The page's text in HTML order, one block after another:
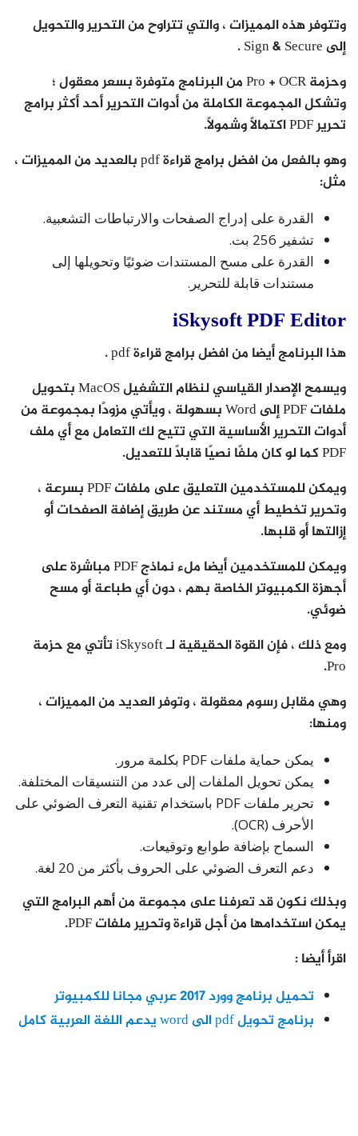
وتتوفر هذه المميزات ، والتي تتراوح من التحرير والتحويل
إلى Sign & Secure .
وحزمة Pro + OCR من البرنامج متوفرة بسعر معقول ؛
وتشكل المجموعة الكاملة من أدوات التحرير أحد أكثر برامج
تحرير PDF اكتمالاً وشمولاً.
وهو بالفعل من افضل برامج قراءة pdf بالعديد من المميزات ،
مثل:
القدرة على إدراج الصفحات والارتباطات التشعبية.
تشفير 256 بت.
القدرة على مسح المستندات ضوئيًا وتحويلها إلى
مستندات قابلة للتحرير.
iSkysoft PDF Editor
هذا البرنامج أيضا من افضل برامج قراءة pdf .
ويسمح الإصدار القياسي لنظام التشغيل MacOS بتحويل
ملفات PDF إلى Word بسهولة ، ويأتي مزودًا بمجموعة من
أدوات التحرير الأساسية التي تتيح لك التعامل مع أي ملف
PDF كما لو كان ملفًا نصيًا قابلاً للتعديل.
ويمكن للمستخدمين التعليق على ملفات PDF بسرعة ،
وتحرير تخطيط أي مستند عن طريق إضافة الصفحات أو
إزالتها أو قلبها.
ويمكن للمستخدمين أيضا ملء نماذج PDF مباشرة على
أجهزة الكمبيوتر الخاصة بهم ، دون أي طباعة أو مسح
ضوئي.
ومع ذلك ، فإن القوة الحقيقية لـ iSkysoft تأتي مع حزمة
Pro.
وهي مقابل رسوم معقولة ، وتوفر العديد من المميزات ،
ومنها:
يمكن حماية ملفات PDF بكلمة مرور.
يمكن تحويل الملفات إلى عدد من التنسيقات المختلفة.
تحرير ملفات PDF باستخدام تقنية التعرف الضوئي على
الأحرف (OCR).
السماح بإضافة طوابع وتوقيعات.
دعم التعرف الضوئي على الحروف بأكثر من 20 لغة.
وبذلك نكون قد تعرفنا على مجموعة من أهم البرامج التي
يمكن استخدامها من أجل قراءة وتحرير ملفات PDF.
اقرأ أيضا :
تحميل برنامج وورد 2017 عربي مجانا للكمبيوتر
برنامج تحويل pdf الى word يدعم اللغة العربية كامل